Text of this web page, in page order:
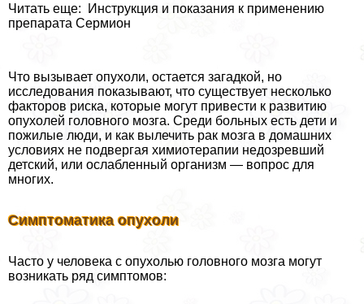
Читать еще: Инструкция и показания к применению
препарата Сермион
Что вызывает опухоли, остается загадкой, но
исследования показывают, что существует несколько
факторов риска, которые могут привести к развитию
опухолей головного мозга. Среди больных есть дети и
пожилые люди, и как вылечить paк мозга в домашних
условиях не подвергая химиотерапии недозревший
детский, или ослабленный организм — вопрос для
многих.
Симптоматика опухоли
Часто у человека с опухолью головного мозга могут
возникать ряд симптомов: